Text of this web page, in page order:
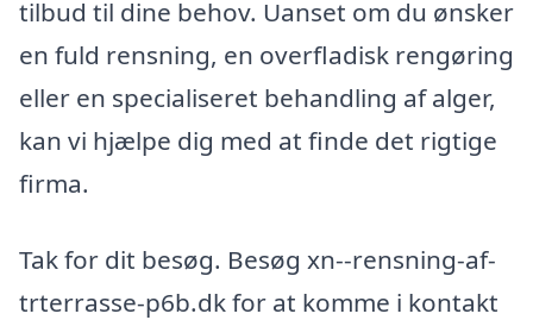
tilbud til dine behov. Uanset om du ønsker
en fuld rensning, en overfladisk rengøring
eller en specialiseret behandling af alger,
kan vi hjælpe dig med at finde det rigtige
firma.
Tak for dit besøg. Besøg xn--rensning-af-
trterrasse-p6b.dk for at komme i kontakt